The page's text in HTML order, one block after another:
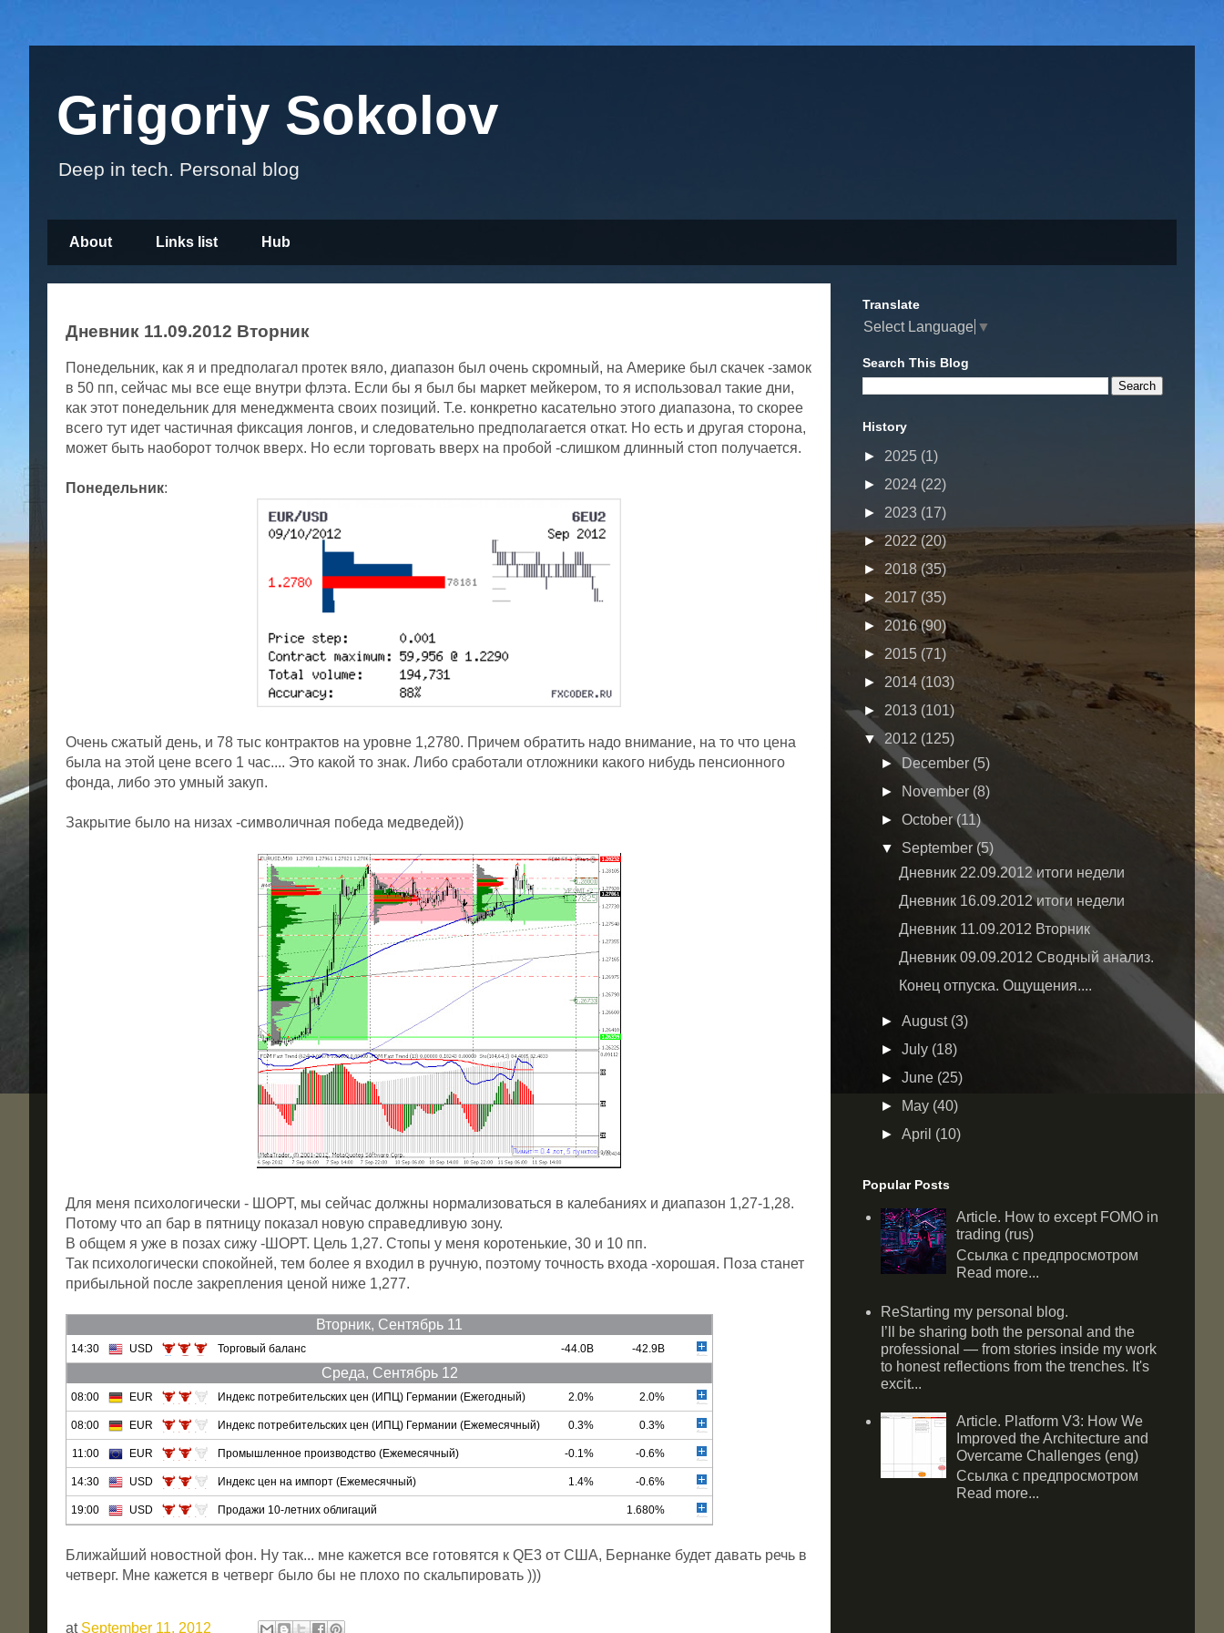
Grigoriy Sokolov
Deep in tech. Personal blog
About Links list Hub
Дневник 11.09.2012 Вторник
Понедельник, как я и предполагал протек вяло, диапазон был очень скромный, на Америке был скачек -замок
в 50 пп, сейчас мы все еще внутри флэта. Если бы я был бы маркет мейкером, то я использовал такие дни,
как этот понедельник для менеджмента своих позиций. Т.е. конкретно касательно этого диапазона, то скорее
всего тут идет частичная фиксация лонгов, и следовательно предполагается откат. Но есть и другая сторона,
может быть наоборот толчок вверх. Но если торговать вверх на пробой -слишком длинный стоп получается.
Понедельник:
Очень сжатый день, и 78 тыс контрактов на уровне 1,2780. Причем обратить надо внимание, на то что цена
была на этой цене всего 1 час.... Это какой то знак. Либо сработали отложники какого нибудь пенсионного
фонда, либо это умный закуп.
Закрытие было на низах -символичная победа медведей))
Для меня психологически - ШОРТ, мы сейчас должны нормализоваться в калебаниях и диапазон 1,27-1,28.
Потому что ап бар в пятницу показал новую справедливую зону.
В общем я уже в позах сижу -ШОРТ. Цель 1,27. Стопы у меня коротенькие, 30 и 10 пп.
Так психологически спокойней, тем более я входил в ручную, поэтому точность входа -хорошая. Поза станет
прибыльной после закрепления ценой ниже 1,277.
Вторник, Сентябрь 11
14:30 USD Торговый баланс -44.0B -42.9B
Среда, Сентябрь 12
08:00 EUR Индекс потребительских цен (ИПЦ) Германии (Ежегодный) 2.0% 2.0%
08:00 EUR Индекс потребительских цен (ИПЦ) Германии (Ежемесячный) 0.3% 0.3%
11:00 EUR Промышленное производство (Ежемесячный) -0.1% -0.6%
14:30 USD Индекс цен на импорт (Ежемесячный) 1.4% -0.6%
19:00 USD Продажи 10-летних облигаций 1.680%
Ближайший новостной фон. Ну так... мне кажется все готовятся к QE3 от США, Бернанке будет давать речь в
четверг. Мне кажется в четверг было бы не плохо по скальпировать )))
at September 11, 2012
Translate
Select Language ▼
Search This Blog
History
► 2025 (1)
► 2024 (22)
► 2023 (17)
► 2022(20)
► 2018 (35)
► 2017 (35)
► 2016(90)
► 2015 (71)
► 2014 (103)
► 2013 (101)
▼ 2012 (125)
►December (5)
►
November (8)
►October(11)
▼ September(5)
Дневник 22.09.2012 итоги недели
Дневник 16.09.2012 итоги недели
Дневник 11.09.2012 Вторник
Дневник 09.09.2012 Сводный анализ.
Конец отпуска. Ощущения....
►August (3)
►July (18)
►June (25)
►
May (40)
►April (10)
Popular Posts
Article. How to except FOMO in
trading (rus)
Ссылка с предпросмотром
Read more...
ReStarting my personal blog.
I’ll be sharing both the personal and the
professional — from stories inside my work
to honest reflections from the trenches. It's
excit...
Article. Platform V3: How We
Improved the Architecture and
Overcame Challenges (eng)
Ссылка с предпросмотром
Read more...